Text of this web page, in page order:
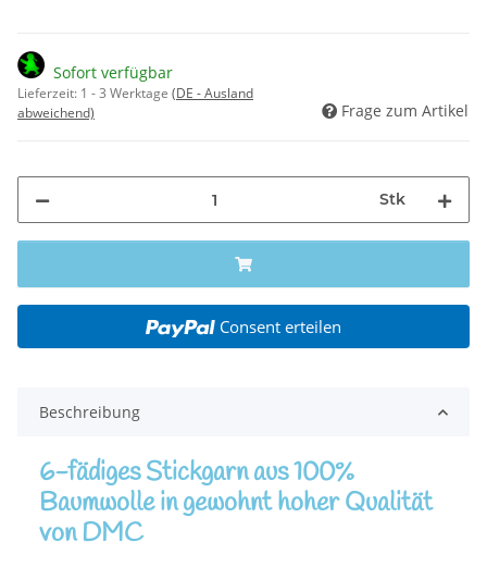
Sofort verfügbar
Lieferzeit: 1 - 3 Werktage (DE - Ausland
abweichend)
Frage zum Artikel
Stk
Consent erteilen
Beschreibung
6-fädiges Stickgarn aus 100%
Baumwolle in gewohnt hoher Qualität
von DMC